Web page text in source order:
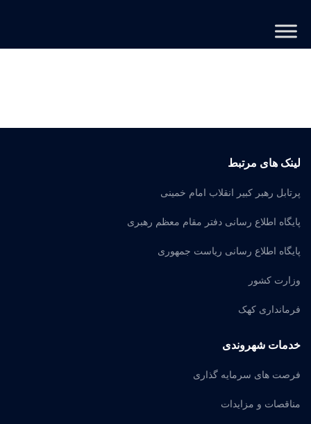
لینک های مرتبط
پرتابل رهبر کبیر انقلاب امام خمینی
پایگاه اطلاع رسانی دفتر مقام معظم رهبری
پایگاه اطلاع رسانی ریاست جمهوری
وزارت کشور
فرمانداری کهک
خدمات شهروندی
فرصت های سرمایه گذاری
مناقصات و مزایدات